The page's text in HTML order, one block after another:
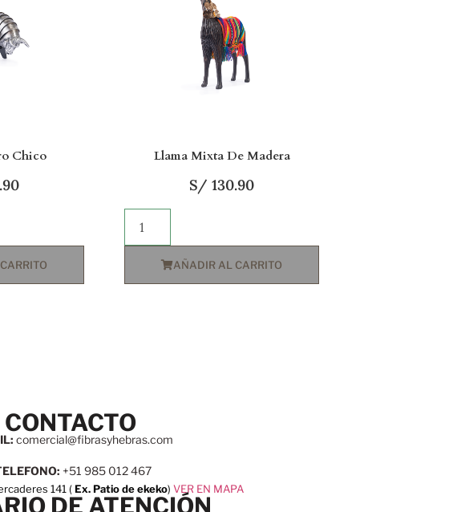
Chico Llama Mixta De Madera
S/ 130.90
AÑADIR AL CARRITO
CONTACTO
comercial@fibrasyhebras.com
+51 985 012 467
141 (Ex. Patio de ekeko)VER EN MAPA
DE ATENCIÓN